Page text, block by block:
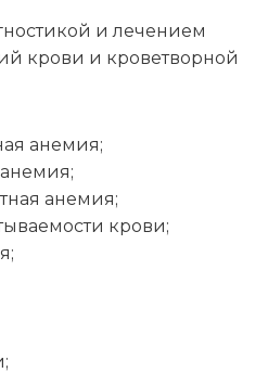
и лечением
крови и кроветворной
анемия;
анемия;
крови;